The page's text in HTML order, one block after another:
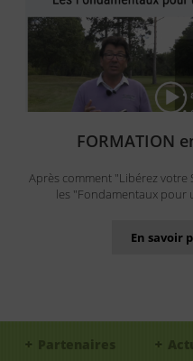
FORMATION
Après comment "Libérez votre
les "Fondamentaux pour
En savoir
Partenaires